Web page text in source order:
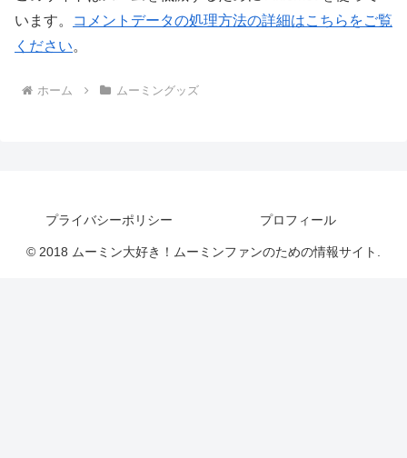
います。
コメントデータの処理方法の詳細はこちらをご覧
ください。
ホーム ムーミングッズ
プライバシーポリシー プロフィール
© 2018 ムーミン大好き！ムーミンファンのための情報サイト.